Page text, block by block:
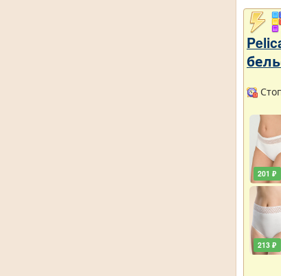
201 ₽
213 ₽